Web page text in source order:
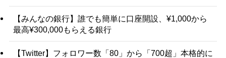
【みんなの銀行】誰でも簡単に口座開設、¥1,000から
最高¥300,000もらえる銀行
【Twitter】フォロワー数「80」から「700超」本格的に